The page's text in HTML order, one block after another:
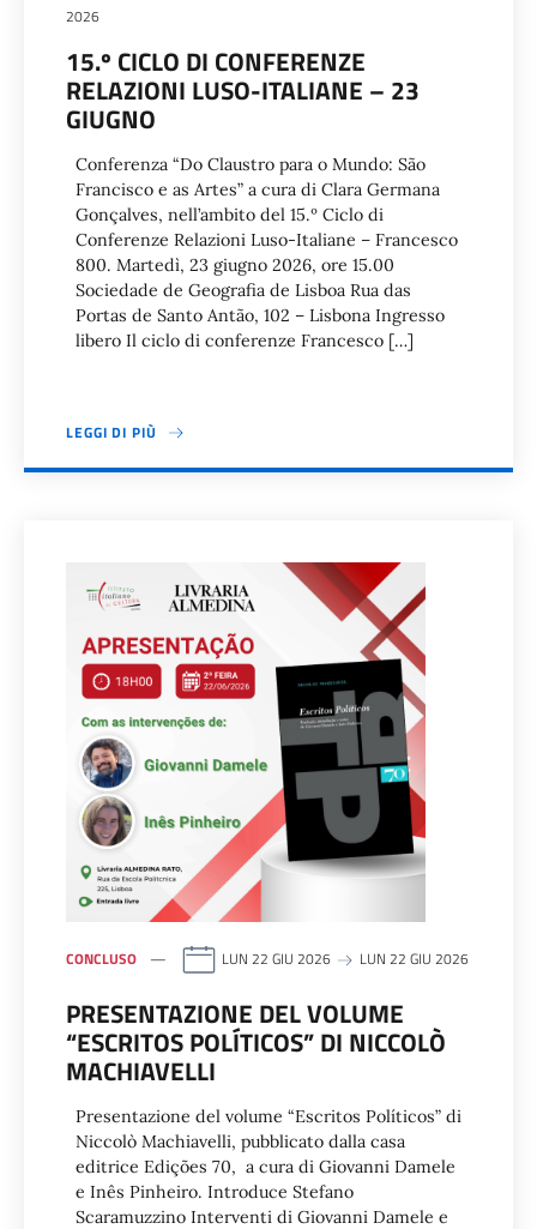
2026
15.º CICLO DI CONFERENZE
RELAZIONI LUSO-ITALIANE – 23
GIUGNO
Conferenza “Do Claustro para o Mundo: São
Francisco e as Artes” a cura di Clara Germana
Gonçalves, nell’ambito del 15.º Ciclo di
Conferenze Relazioni Luso-Italiane – Francesco
800. Martedì, 23 giugno 2026, ore 15.00
Sociedade de Geografia de Lisboa Rua das
Portas de Santo Antão, 102 – Lisbona Ingresso
libero Il ciclo di conferenze Francesco […]
LEGGI DI PIÙ
CONCLUSO LUN 22 GIU 2026 LUN 22 GIU 2026
PRESENTAZIONE DEL VOLUME
“ESCRITOS POLÍTICOS” DI NICCOLÒ
MACHIAVELLI
Presentazione del volume “Escritos Políticos” di
Niccolò Machiavelli, pubblicato dalla casa
editrice Edições 70, a cura di Giovanni Damele
e Inês Pinheiro. Introduce Stefano
Scaramuzzino Interventi di Giovanni Damele e